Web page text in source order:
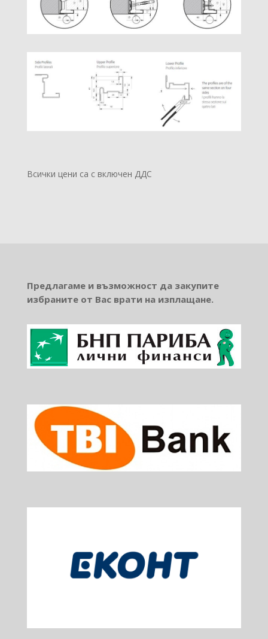
Всички цени са с включен ДДС
Предлагаме и възможност да закупите
избраните от Вас врати на изплащане.